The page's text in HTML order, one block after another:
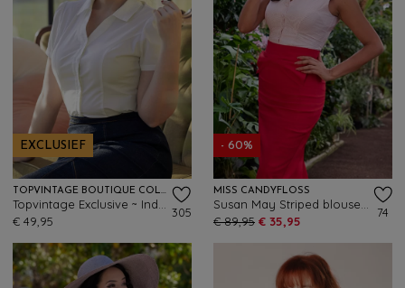
EXCLUSIEF
TOPVINTAGE BOUTIQUE COLLECTION
€ 49,95
305
- 60%
MISS CANDYFLOSS
€ 89,95 € 35,95
74